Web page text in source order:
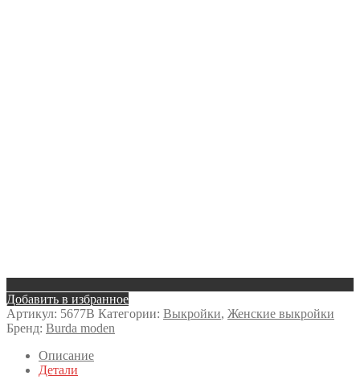
Добавить в избранное
Артикул: 5677B Категории: Выкройки, Женские выкройки
Бренд: Burda moden
Описание
Детали